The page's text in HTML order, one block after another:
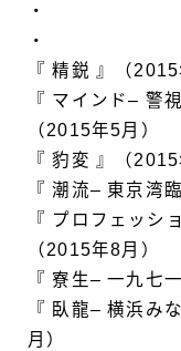
・
・
『 精鋭 』（2015
『 マインド– 警
（2015年5月）
『 豹変 』（2015
『 潮流– 東京湾
『 プロフェッシ
（2015年8月）
『 寮生– 一九七
『 臥龍– 横浜み
月）